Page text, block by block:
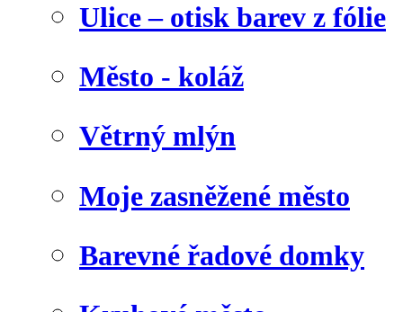
Ulice – otisk barev z fólie
Město - koláž
Větrný mlýn
Moje zasněžené město
Barevné řadové domky